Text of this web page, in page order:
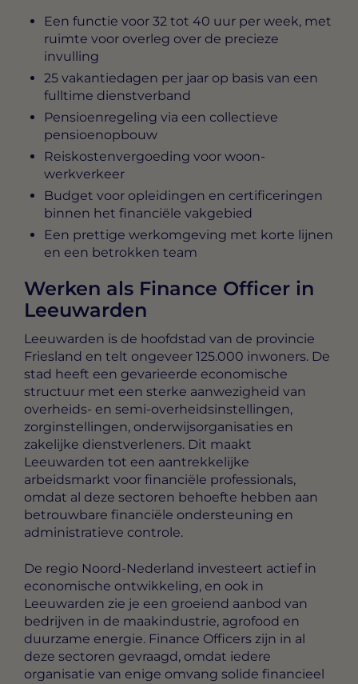
Een functie voor 32 tot 40 uur per week, met
ruimte voor overleg over de precieze
invulling
25 vakantiedagen per jaar op basis van een
fulltime dienstverband
Pensioenregeling via een collectieve
pensioenopbouw
Reiskostenvergoeding voor woon-
werkverkeer
Budget voor opleidingen en certificeringen
binnen het financiële vakgebied
Een prettige werkomgeving met korte lijnen
en een betrokken team
Werken als Finance Officer in
Leeuwarden
Leeuwarden is de hoofdstad van de provincie
Friesland en telt ongeveer 125.000 inwoners. De
stad heeft een gevarieerde economische
structuur met een sterke aanwezigheid van
overheids- en semi-overheidsinstellingen,
zorginstellingen, onderwijsorganisaties en
zakelijke dienstverleners. Dit maakt
Leeuwarden tot een aantrekkelijke
arbeidsmarkt voor financiële professionals,
omdat al deze sectoren behoefte hebben aan
betrouwbare financiële ondersteuning en
administratieve controle.
De regio Noord-Nederland investeert actief in
economische ontwikkeling, en ook in
Leeuwarden zie je een groeiend aanbod van
bedrijven in de maakindustrie, agrofood en
duurzame energie. Finance Officers zijn in al
deze sectoren gevraagd, omdat iedere
organisatie van enige omvang solide financieel